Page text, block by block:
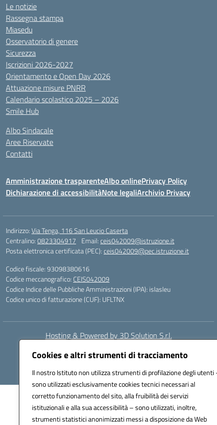
Cookies e altri strumenti di tracciamento
Il nostro Istituto non utilizza strumenti di profilazione degli utenti
sono utilizzati esclusivamente cookies tecnici necessari al
corretto funzionamento del sito, alla fruibilità dei servizi
istituzionali e alla sua accessibilità – sono utilizzati, inoltre,
strumenti statistici anonimizzati messi a disposizione da Web
Le notizie
Rassegna stampa
Miasedu
Osservatorio di genere
Sicurezza
Iscrizioni 2026-2027
Orientamento e Open Day 2026
Attuazione misure PNRR
Calendario scolastico 2025 – 2026
Smile Hub
Albo Sindacale
Aree Riservate
Contatti
Amministrazione trasparenteAlbo onlinePrivacy Policy
Dichiarazione di accessibilitàNote legaliArchivio Privacy
Indirizzo:Via Tenga, 116 San Leucio Caserta
Centralino:0823304917 Email:ceis042009@istruzione.it
Posta elettronica certificata (PEC):ceis042009@pec.istruzione.it
Codice fiscale: 93098380616
Codice meccanografico: CEIS042009
Codice Indice delle Pubbliche Amministrazioni (IPA): islasleu
Codice unico di fatturazione (CUF): UFLTNX
Hosting & Powered by 3D Solution S.r.l.